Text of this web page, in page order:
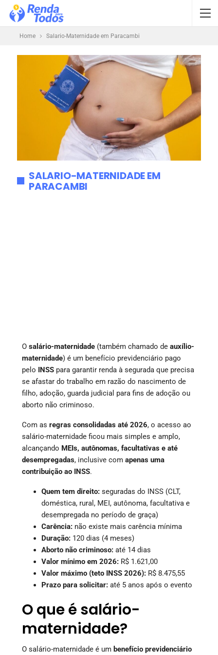
Home Salario-Maternidade em Paracambi
SALARIO-MATERNIDADE EM
PARACAMBI
O salário-maternidade (também chamado de auxílio-
maternidade) é um benefício previdenciário pago
pelo INSS para garantir renda à segurada que precisa
se afastar do trabalho em razão do nascimento de
filho, adoção, guarda judicial para fins de adoção ou
aborto não criminoso.
Com as regras consolidadas até 2026, o acesso ao
salário-maternidade ficou mais simples e amplo,
alcançando MEIs, autônomas, facultativas e até
desempregadas, inclusive com apenas uma
contribuição ao INSS.
Quem tem direito: seguradas do INSS (CLT,
doméstica, rural, MEI, autônoma, facultativa e
desempregada no período de graça)
Carência: não existe mais carência mínima
Duração: 120 dias (4 meses)
Aborto não criminoso: até 14 dias
Valor mínimo em 2026: R$ 1.621,00
Valor máximo (teto INSS 2026): R$ 8.475,55
Prazo para solicitar: até 5 anos após o evento
O que é salário-
maternidade?
O salário-maternidade é um benefício previdenciário